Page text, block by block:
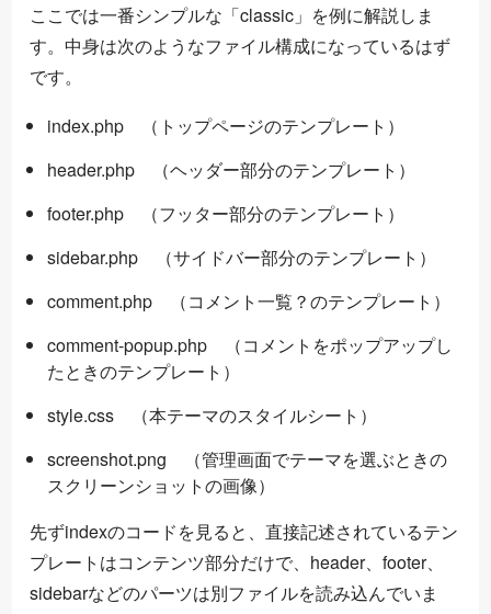
ここでは一番シンプルな「classic」を例に解説しま
す。中身は次のようなファイル構成になっているはず
です。
index.php （トップページのテンプレート）
header.php （ヘッダー部分のテンプレート）
footer.php （フッター部分のテンプレート）
sidebar.php （サイドバー部分のテンプレート）
comment.php （コメント一覧？のテンプレート）
comment-popup.php （コメントをポップアップし
たときのテンプレート）
style.css （本テーマのスタイルシート）
screenshot.png （管理画面でテーマを選ぶときの
スクリーンショットの画像）
先ずindexのコードを見ると、直接記述されているテン
プレートはコンテンツ部分だけで、header、footer、
sidebarなどのパーツは別ファイルを読み込んでいま